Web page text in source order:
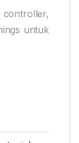
untuk